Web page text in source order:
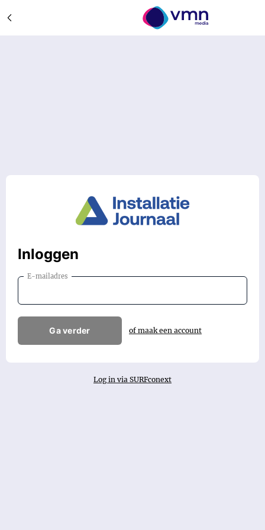
Inloggen
E-mailadres
Ga verder of maak een account
Log in via SURFconext